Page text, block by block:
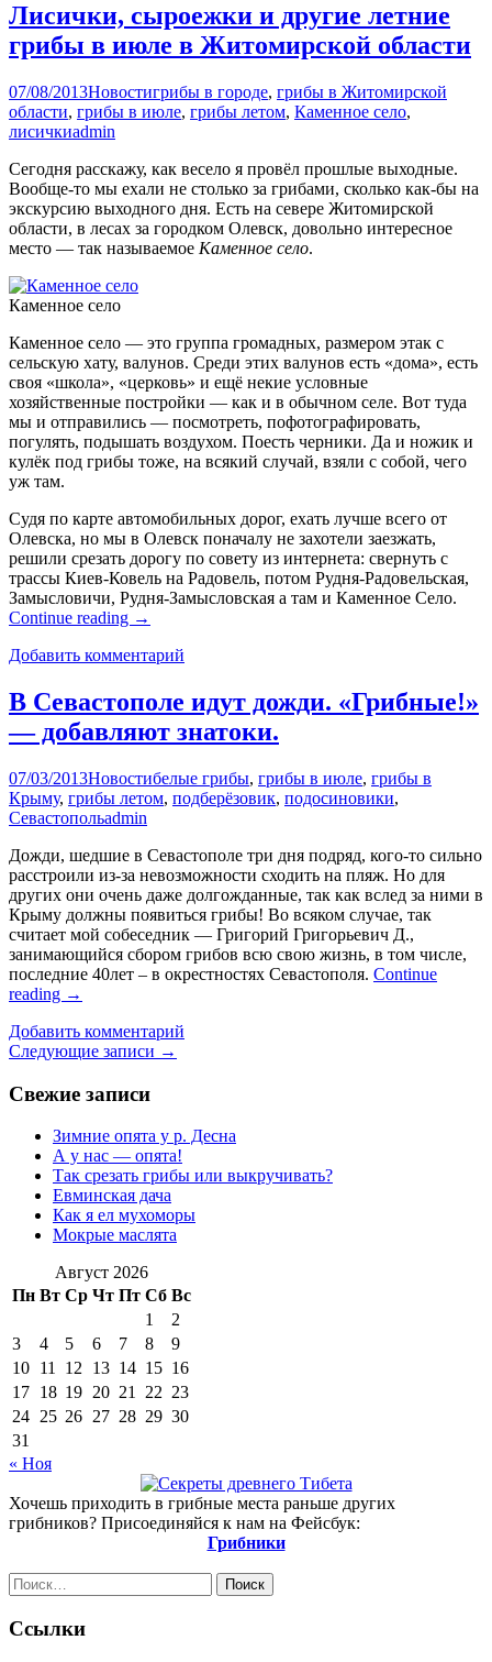
Лисички, сыроежки и другие летние
грибы в июле в Житомирской области
07/08/2013Новостигрибы в городе, грибы в Житомирской
области, грибы в июле, грибы летом, Каменное село,
лисичкиadmin
Сегодня расскажу, как весело я провёл прошлые выходные.
Вообще-то мы ехали не столько за грибами, сколько как-бы на
экскурсию выходного дня. Есть на севере Житомирской
области, в лесах за городком Олевск, довольно интересное
место — так называемое Каменное село.
Каменное село
Каменное село — это группа громадных, размером этак с
сельскую хату, валунов. Среди этих валунов есть «дома», есть
своя «школа», «церковь» и ещё некие условные
хозяйственные постройки — как и в обычном селе. Вот туда
мы и отправились — посмотреть, пофотографировать,
погулять, подышать воздухом. Поесть черники. Да и ножик и
кулёк под грибы тоже, на всякий случай, взяли с собой, чего
уж там.
Судя по карте автомобильных дорог, ехать лучше всего от
Олевска, но мы в Олевск поначалу не захотели заезжать,
решили срезать дорогу по совету из интернета: свернуть с
трассы Киев-Ковель на Радовель, потом Рудня-Радовельская,
Замысловичи, Рудня-Замысловская а там и Каменное Село.
Continue reading →
Добавить комментарий
В Севастополе идут дожди. «Грибные!»
— добавляют знатоки.
07/03/2013Новостибелые грибы, грибы в июле, грибы в
Крыму, грибы летом, подберёзовик, подосиновики,
Севастопольadmin
Дожди, шедшие в Севастополе три дня подряд, кого-то сильно
расстроили из-за невозможности сходить на пляж. Но для
других они очень даже долгожданные, так как вслед за ними в
Крыму должны появиться грибы! Во всяком случае, так
считает мой собеседник — Григорий Григорьевич Д.,
занимающийся сбором грибов всю свою жизнь, в том числе,
последние 40лет – в окрестностях Севастополя. Continue
reading →
Добавить комментарий
Навигация
по
Следующие записи →
Свежие записи
Зимние опята у р. Десна
А у нас — опята!
Так срезать грибы или выкручивать?
Евминская дача
Как я ел мухоморы
Мокрые маслята
Август 2026
Пн Вт Ср Чт Пт Сб Вс
1
2
3
4 5 6 7 8
9
10 11 12 13 14 15 16
17 18 19 20 21 22 23
24 25 26 27 28 29 30
31
« Ноя
Хочешь приходить в грибные места раньше других
грибников? Присоединяйся к нам на Фейсбук:
Грибники
Найти:
Ссылки